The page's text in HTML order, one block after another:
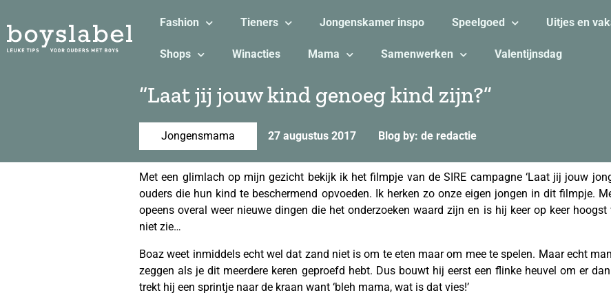
Fashion Tieners Jongenskamer inspo Speelgoed Uitjes en
Shops Winacties Mama Samenwerken Valentijnsdag
“Laat jij jouw kind genoeg kind zijn?”
Jongensmama 27 augustus 2017 Blog by: de redactie
Met een glimlach op mijn gezicht bekijk ik het filmpje van de SIRE campagne ‘Laat jij jouw
ouders die hun kind te beschermend opvoeden. Ik herken zo onze eigen jongen in dit filmpje.
opeens overal weer nieuwe dingen die het onderzoeken waard zijn en is hij keer op keer
niet zie…
Boaz weet inmiddels echt wel dat zand niet is om te eten maar om mee te spelen. Maar echt
zeggen als je dit meerdere keren geproefd hebt. Dus bouwt hij eerst een flinke heuvel om er
trekt hij een sprintje naar de kraan want ‘bleh mama, wat is dat vies!’